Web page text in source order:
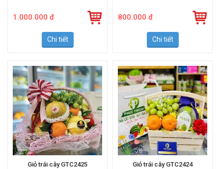
1.000.000 đ
Chi tiết
800.000 đ
Chi tiết
Giỏ trái cây GTC2425 Giỏ trái cây GTC2424